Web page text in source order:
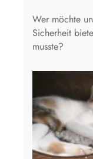
Wer möchte
Sicherheit
musste?